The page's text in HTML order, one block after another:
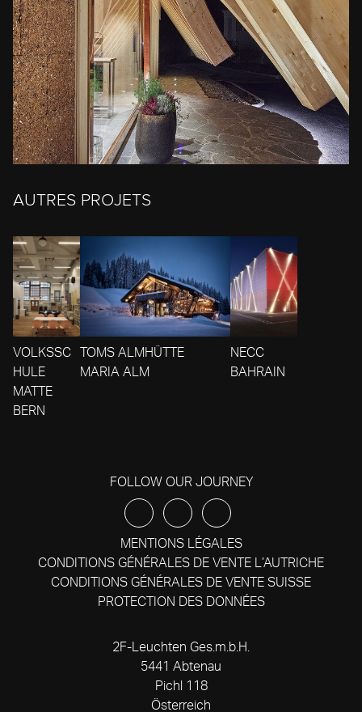
AUTRES PROJETS
VOLKSSC
HULE
MATTE
BERN
TOMS ALMHÜTTE
MARIA ALM
NECC
BAHRAIN
FOLLOW OUR JOURNEY
MENTIONS LÉGALES
CONDITIONS GÉNÉRALES DE VENTE L’AUTRICHE
CONDITIONS GÉNÉRALES DE VENTE SUISSE
PROTECTION DES DONNÉES
2F-Leuchten Ges.m.b.H.
5441 Abtenau
Pichl 118
Österreich